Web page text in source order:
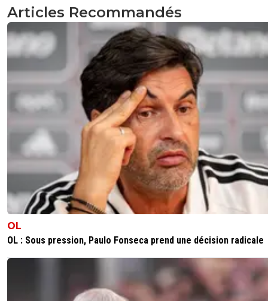
Articles Recommandés
OL
OL : Sous pression, Paulo Fonseca prend une décision radicale